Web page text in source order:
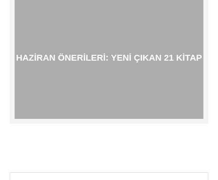
HAZIRAN ÖNERILERI: YENI ÇIKAN 21 KITAP